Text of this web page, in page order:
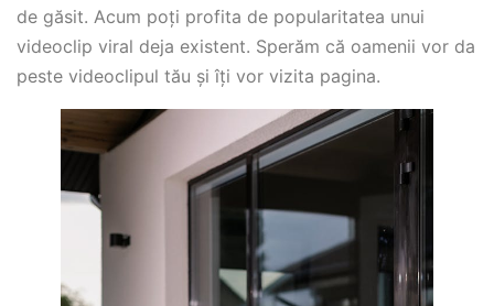
de găsit. Acum poți profita de popularitatea unui
videoclip viral deja existent. Sperăm că oamenii vor da
peste videoclipul tău și îți vor vizita pagina.